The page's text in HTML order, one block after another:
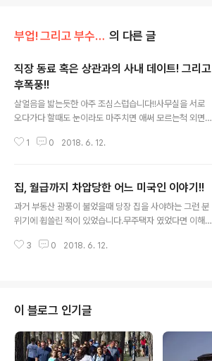
부업! 그리고 부수입!! 의 다른 글
직장 동료 혹은 상관과의 사내 데이트! 그리고
후폭풍!!
살얼음을 밟는듯한 아주 조심스럽습니다!!사무실을 서로
오다가다 할때도 눈이라도 마주치면 애써 모르는척 외면을
장 동료로 그 이상을 넘으면 안되게 행동을 했었습니다. 남
H 건설에 같이 입사한 입사 동기가 있었는데 아! 이 녀석 신
입 사원 연수 관계로 울산 연수원에 내려온 총무과 여직원
에게 뿅~ 가더니만 정신줄을 아예 놓고 사는 겁니다. 그런
로 직행, 술이 몇 순배 돌더니 거나하게 취해선 총무과 여직
1 0 2018. 6. 12.
집, 월급까지 차압당한 어느 미국인 이야기!!
과거 부동산 광풍이 불었을때 당장 집을 사야하는 그런 분
위기에 휩쓸린 적이 있었습니다.무주택자 였었다면 이해가
필수인거 같았던 시절이 있었던 겁니다.소위 말하는 묻지
렌트를 주면 페이먼트는 나오겠다!! 싶어 구입한 분들이 대
부분입니다. 많은 미국인들이 그랬고 여기에 우리 미주 한
인들도 동참(?)을 했었고 주일에 교회나 성당에 나가거나
친구들이 삼삼오오 모였을 때는 그런 이야기가 항상 화두
3 0 2018. 6. 12.
이 블로그 인기글